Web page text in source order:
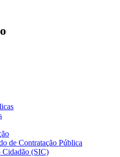
de Contratação Pública
Cidadão (SIC)